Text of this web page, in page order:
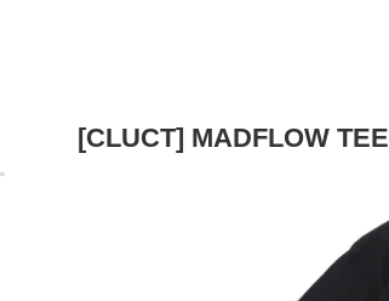
[CLUCT] MADFLOW TEE